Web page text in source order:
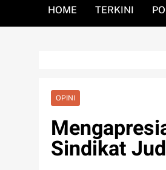
HOME TERKINI
OPINI
Sindikat